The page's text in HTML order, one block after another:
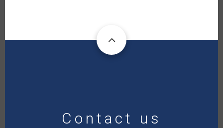
Contact us